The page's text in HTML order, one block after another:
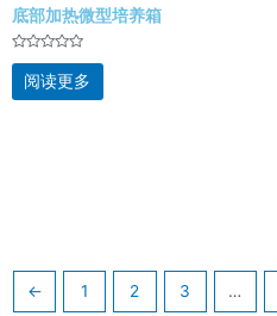
底部加热微型培养箱
评
分
&sol;
阅读更多
← 1 2 3 …